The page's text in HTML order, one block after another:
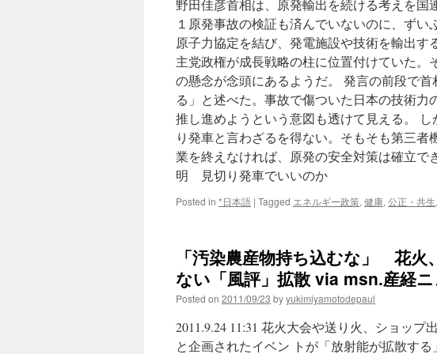
野田佳彦首相は、原発輸出を続ける考えを
１原発事故の検証も済んでいないのに、ず
原子力協定を結び、発電施設や技術を輸出
主党政権が成長戦略の柱に位置付けていた
の懸念が念頭にあるようだ。 発言の前段で
る」と述べた。事故で傷ついた日本の技術
推し進めようという意図も透けて見える。
り発車と言わざるを得ない。そもそも第三
業を終えなければ、原発の安全対策は確立で
明 見切り発車でいいのか
Posted in *日本語 | Tagged エネルギー政策, 健康, 公正・共生,
「汚染農産物持ち込むな」 花
ない「風評」拡散 via msn.産経
Posted on 2011/09/23 byyukimiyamotodepaul
2011.9.24 11:31 花火大会や送り火、ショッ
と企画されたイベン トが「放射能が拡散す